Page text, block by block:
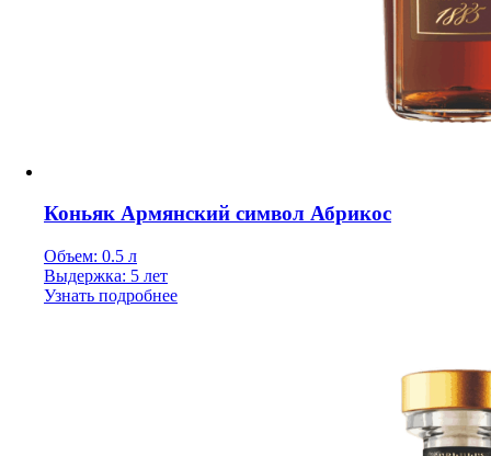
Коньяк Армянский символ Абрикос
Объем: 0.5 л
Выдержка: 5 лет
Узнать подробнее